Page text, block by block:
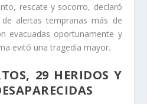
rescate y socorro, declaró
alertas tempranas más de
evacuadas oportunamente y
evitó una tragedia mayor.
29 HERIDOS Y